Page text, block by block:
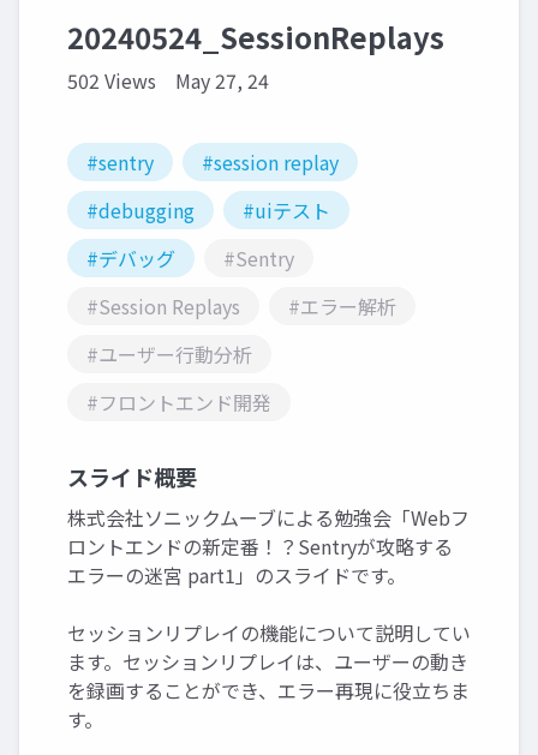
20240524_SessionReplays
502 Views May 27, 24
#sentry
#session replay
#debugging
#uiテスト
#デバッグ
#Sentry
#Session Replays
#エラー解析
#ユーザー行動分析
#フロントエンド開発
スライド概要
株式会社ソニックムーブによる勉強会「Webフ
ロントエンドの新定番！？Sentryが攻略する
エラーの迷宮 part1」のスライドです。
セッションリプレイの機能について説明してい
ます。セッションリプレイは、ユーザーの動き
を録画することができ、エラー再現に役立ちま
す。